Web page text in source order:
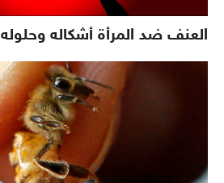
العنف ضد المرأة أشكاله وحلوله